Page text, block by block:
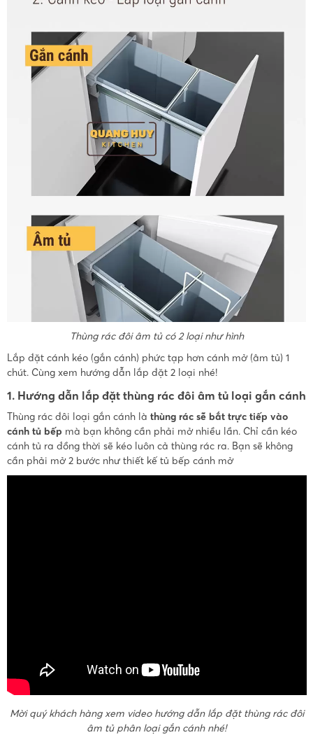
Thùng rác đôi âm tủ có 2 loại như hình
Lắp đặt cánh kéo (gắn cánh) phức tạp hơn cánh mở (âm tủ) 1
chút. Cùng xem hướng dẫn lắp đặt 2 loại nhé!
1. Hướng dẫn lắp đặt thùng rác đôi âm tủ loại gắn cánh
Thùng rác đôi loại gắn cánh là thùng rác sẽ bắt trực tiếp vào
cánh tủ bếp mà bạn không cần phải mở nhiều lần. Chỉ cần kéo
cánh tủ ra đồng thời sẽ kéo luôn cả thùng rác ra. Bạn sẽ không
cần phải mở 2 bước như thiết kế tủ bếp cánh mở
Mời quý khách hàng xem video hướng dẫn lắp đặt thùng rác đôi
âm tủ phân loại gắn cánh nhé!